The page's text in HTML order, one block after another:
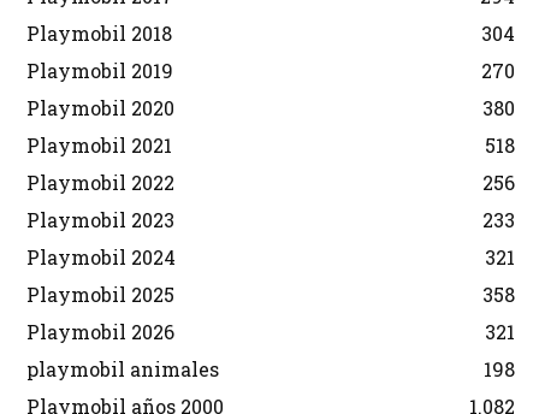
Playmobil 2018
304
Playmobil 2019
270
Playmobil 2020
380
Playmobil 2021
518
Playmobil 2022
256
Playmobil 2023
233
Playmobil 2024
321
Playmobil 2025
358
Playmobil 2026
321
playmobil animales
198
Playmobil años 2000
1.082